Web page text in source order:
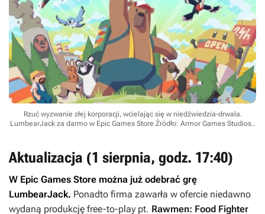
Rzuć wyzwanie złej korporacji, wcielając się w niedźwiedzia-drwala.
LumbearJack za darmo w Epic Games Store Źródło: Armor Games Studios..
Aktualizacja (1 sierpnia, godz. 17:40)
W Epic Games Store można już odebrać grę
LumbearJack. Ponadto firma zawarła w ofercie niedawno
wydaną produkcję free-to-play pt. Rawmen: Food Fighter